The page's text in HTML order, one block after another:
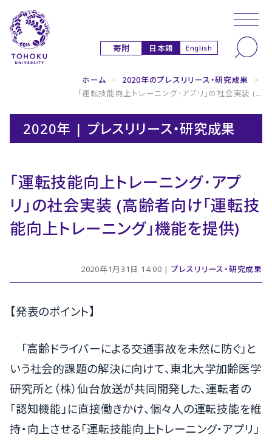
寄附 日本語 English
ホーム > 2020年のプレスリリース・研究成果
>
｢運転技能向上トレーニング･アプリ｣の社会実装 (...
2020年 | プレスリリース・研究成果
｢運転技能向上トレーニング･アプ
リ｣の社会実装 (高齢者向け｢運転技
能向上トレーニング｣機能を提供)
2020年1月31日 14:00 | プレスリリース・研究成果
【発表のポイント】
「高齢ドライバーによる交通事故を未然に防ぐ」と
いう社会的課題の解決に向けて、東北大学加齢医学
研究所と（株）仙台放送が共同開発した、運転者の
「認知機能」に直接働きかけ、個々人の運転技能を維
持・向上させる「運転技能向上トレーニング・アプリ」